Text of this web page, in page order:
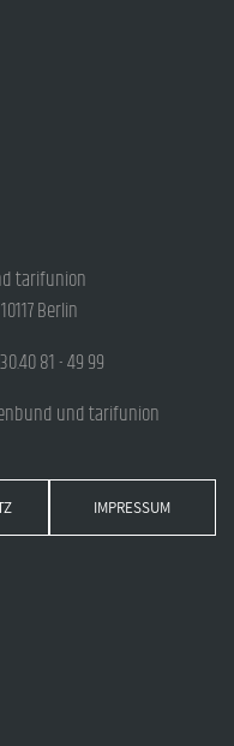
tarifunion
Berlin
81 - 49 99
und tarifunion
IMPRESSUM